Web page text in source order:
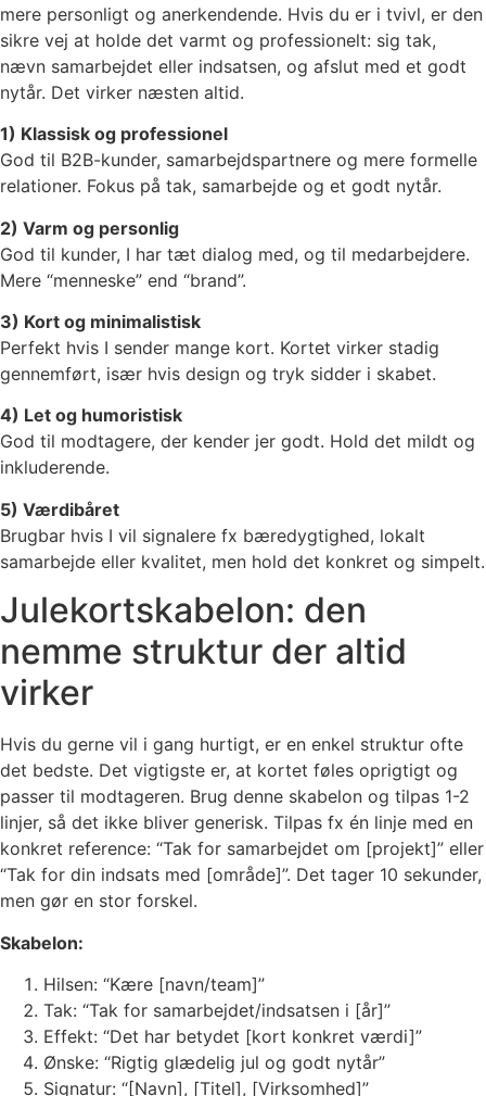
mere personligt og anerkendende. Hvis du er i tvivl, er den
sikre vej at holde det varmt og professionelt: sig tak,
nævn samarbejdet eller indsatsen, og afslut med et godt
nytår. Det virker næsten altid.
1) Klassisk og professionel
God til B2B-kunder, samarbejdspartnere og mere formelle
relationer. Fokus på tak, samarbejde og et godt nytår.
2) Varm og personlig
God til kunder, I har tæt dialog med, og til medarbejdere.
Mere “menneske” end “brand”.
3) Kort og minimalistisk
Perfekt hvis I sender mange kort. Kortet virker stadig
gennemført, især hvis design og tryk sidder i skabet.
4) Let og humoristisk
God til modtagere, der kender jer godt. Hold det mildt og
inkluderende.
5) Værdibåret
Brugbar hvis I vil signalere fx bæredygtighed, lokalt
samarbejde eller kvalitet, men hold det konkret og simpelt.
Julekortskabelon: den
nemme struktur der altid
virker
Hvis du gerne vil i gang hurtigt, er en enkel struktur ofte
det bedste. Det vigtigste er, at kortet føles oprigtigt og
passer til modtageren. Brug denne skabelon og tilpas 1-2
linjer, så det ikke bliver generisk. Tilpas fx én linje med en
konkret reference: “Tak for samarbejdet om [projekt]” eller
“Tak for din indsats med [område]”. Det tager 10 sekunder,
men gør en stor forskel.
Skabelon:
Hilsen: “Kære [navn/team]”
Tak: “Tak for samarbejdet/indsatsen i [år]”
Effekt: “Det har betydet [kort konkret værdi]”
Ønske: “Rigtig glædelig jul og godt nytår”
Signatur: “[Navn], [Titel], [Virksomhed]”